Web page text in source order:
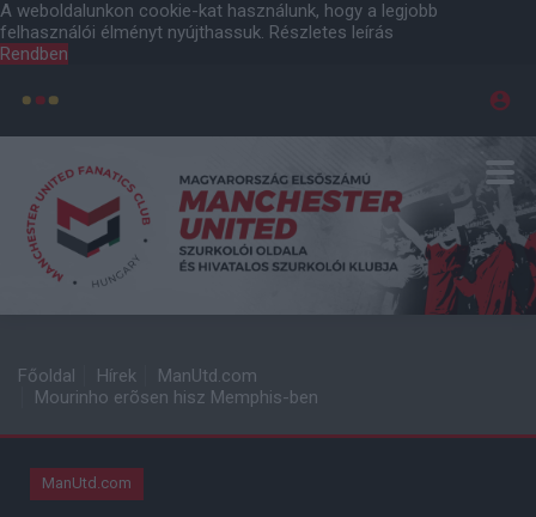
A weboldalunkon cookie-kat használunk, hogy a legjobb
felhasználói élményt nyújthassuk. Részletes leírás
Rendben
Főoldal Hírek
ManUtd.com
Mourinho erõsen hisz Memphis-ben
ManUtd.com